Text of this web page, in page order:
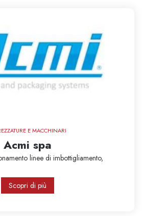
E MACCHINARI
Acmi spa
linee di imbottigliamento,
Scopri di più